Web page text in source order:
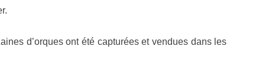
d’orques ont été capturées et vendues dans les